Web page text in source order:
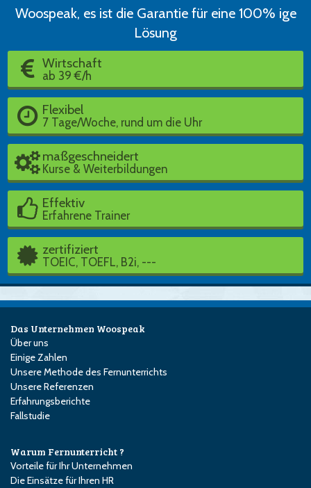
Woospeak, es ist die Garantie für eine 100% ige
Lösung
Wirtschaft
ab 39 €/h
Flexibel
7 Tage/Woche, rund um die Uhr
maßgeschneidert
Kurse & Weiterbildungen
Effektiv
Erfahrene Trainer
zertifiziert
TOEIC, TOEFL, B2i, ---
Das Unternehmen Woospeak
Über uns
Einige Zahlen
Unsere Methode des Fernunterrichts
Unsere Referenzen
Erfahrungsberichte
Fallstudie
Warum Fernunterricht ?
Vorteile für Ihr Unternehmen
Die Einsätze für Ihren HR